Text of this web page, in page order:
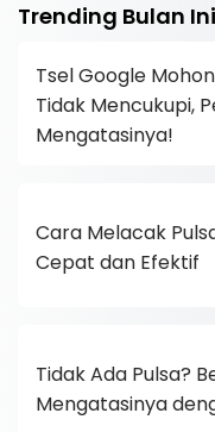
Trending Bulan Ini
Tsel Google
Tidak Mencukupi,
Mengatasinya!
Cara Melacak
Cepat dan Efektif
Tidak Ada Pulsa?
Mengatasinya